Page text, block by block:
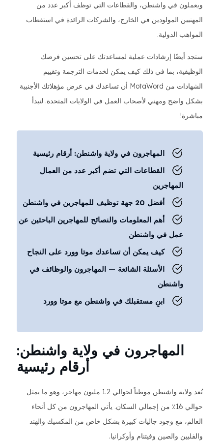
ويعملون في واشنطن، والقطاعات التي توظف أكبر عدد من
المهنيين المولودين في الخارج، والشركات الرائدة في استقطاب
المواهب الدولية.
ستجد أيضًا إرشادات عملية لمساعدتك على تحسين فرصك
الوظيفية، بما في ذلك كيف يمكن لخدمات الترجمة وتقييم
الشهادات من MotaWord أن تساعدك في عرض مؤهلاتك الأجنبية
بشكل واضح ومهني لأصحاب العمل في الولايات المتحدة. لنبدأ
مباشرة!
المهاجرون في ولاية واشنطن: أرقام رئيسية
القطاعات التي تضم أكبر عدد من العمال
المهاجرين
أفضل 20 جهة توظيف للمهاجرين في واشنطن
أهم المعلومات والنصائح للمهاجرين الباحثين عن
عمل في واشنطن
كيف يمكن أن تساعدك موتا وورد على النجاح
الأسئلة الشائعة — المهاجرون والوظائف في
واشنطن
ابنِ مستقبلك في واشنطن مع موتا وورد
المهاجرون في ولاية واشنطن:
أرقام رئيسية
تُعد ولاية واشنطن موطناً لحوالي 1.2 مليون مهاجر، وهو ما يمثل
حوالي 16٪ من إجمالي السكان. يأتي المهاجرون من كل أنحاء
العالم، مع وجود جاليات كبيرة بشكل خاص من المكسيك والهند
والفلبين والصين وفيتنام وأوكرانيا.